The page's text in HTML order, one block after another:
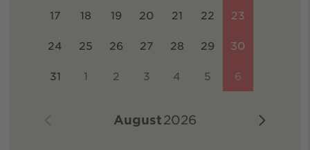
August2026
17 18 19 20 21 22 23
24 25 26 27 28 29 30
31 1 2 3 4 5 6